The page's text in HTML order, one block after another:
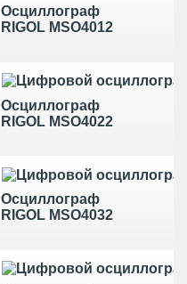
Осциллограф
RIGOL MSO4012
Осциллограф
RIGOL MSO4022
Осциллограф
RIGOL MSO4032